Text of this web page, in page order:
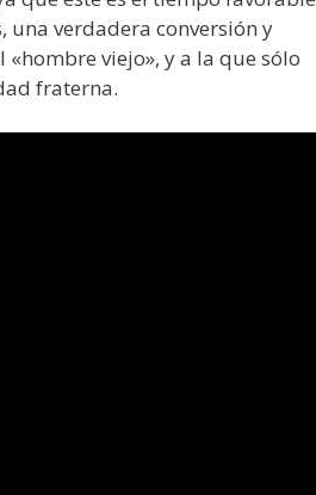
verdadera conversión y
viejo», y a la que sólo
fraterna.